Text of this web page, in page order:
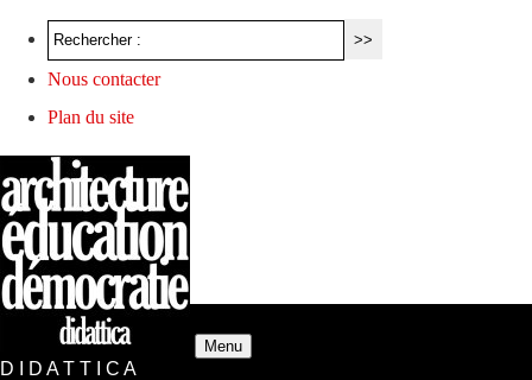
Nous contacter
Plan du site
Menu
D I D A T T I C A